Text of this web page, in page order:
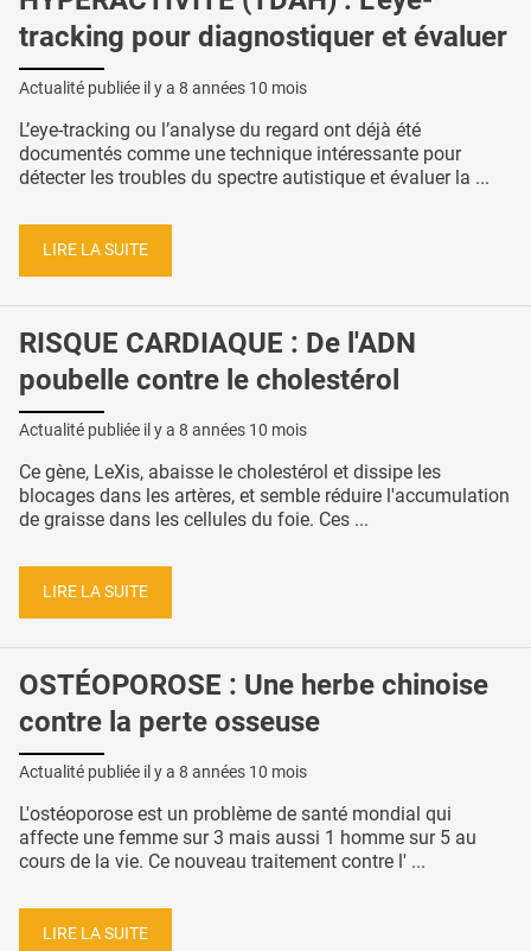
tracking pour diagnostiquer et évaluer
Actualité publiée il y a 8 années 10 mois
L’eye-tracking ou l’analyse du regard ont déjà été
documentés comme une technique intéressante pour
détecter les troubles du spectre autistique et évaluer la ...
LIRE LA SUITE
RISQUE CARDIAQUE : De l'ADN
poubelle contre le cholestérol
Actualité publiée il y a 8 années 10 mois
Ce gène, LeXis, abaisse le cholestérol et dissipe les
blocages dans les artères, et semble réduire l'accumulation
de graisse dans les cellules du foie. Ces ...
LIRE LA SUITE
OSTÉOPOROSE : Une herbe chinoise
contre la perte osseuse
Actualité publiée il y a 8 années 10 mois
L'ostéoporose est un problème de santé mondial qui
affecte une femme sur 3 mais aussi 1 homme sur 5 au
cours de la vie. Ce nouveau traitement contre l' ...
LIRE LA SUITE